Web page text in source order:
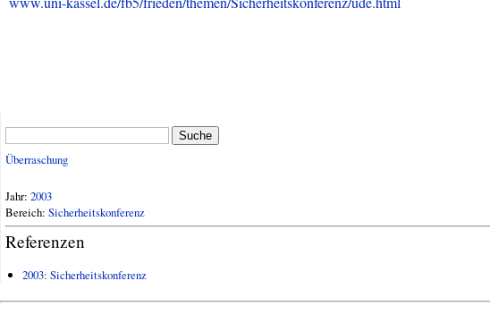
Suche
Überraschung
Jahr: 2003
Bereich: Sicherheitskonferenz
Referenzen
2003: Sicherheitskonferenz